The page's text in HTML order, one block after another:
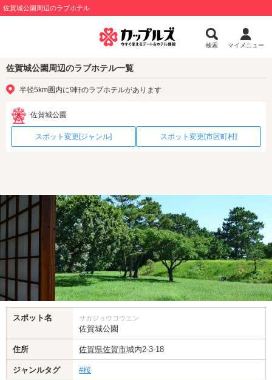
佐賀城公園周辺のラブホテル
検索 マイメニュー
佐賀城公園周辺のラブホテル一覧
半径5km圏内に9軒のラブホテルがあります
佐賀城公園
スポット変更[ジャンル] スポット変更[市区町村]
スポット名 サガジョウコウエン
佐賀城公園
住所 佐賀県佐賀市城内2-3-18
ジャンルタグ #桜